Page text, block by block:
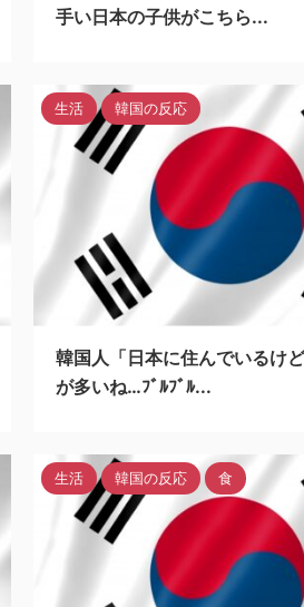
手い日本の子供がこちら...
生活 韓国の反応
韓国人「日本に住んでいるけ
が多いね…ﾌﾞﾙﾌﾞﾙ...
生活 韓国の反応 食